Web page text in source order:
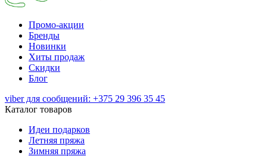
Промо-акции
Бренды
Новинки
Хиты продаж
Скидки
Блог
viber для сообщений: +375 29 396 35 45
Каталог товаров
Идеи подарков
Летняя пряжа
Зимняя пряжа